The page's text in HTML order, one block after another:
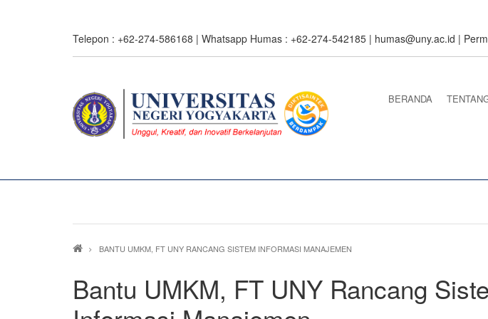
Telepon : +62-274-586168 | Whatsapp Humas : +62-274-542185 | humas@uny.ac.id |
BERANDA
Breadcrumb
BANTU UMKM, FT UNY RANCANG SISTEM INFORMASI MANAJEMEN
Bantu UMKM, FT UNY Rancang